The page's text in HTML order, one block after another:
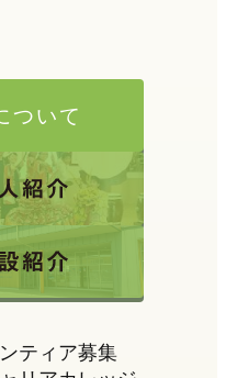
ついて
ティア募集